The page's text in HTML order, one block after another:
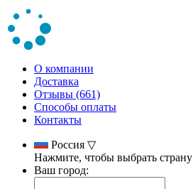
О компании
Доставка
Отзывы (661)
Способы оплаты
Контакты
Россия ▽
Нажмите, чтобы выбрать страну
Ваш город: